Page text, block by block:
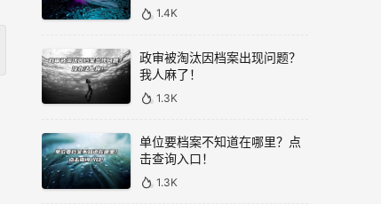
1.4K
政审被淘汰因档案出现问题？
我人麻了！
1.3K
单位要档案不知道在哪里？点
击查询入口！
1.3K